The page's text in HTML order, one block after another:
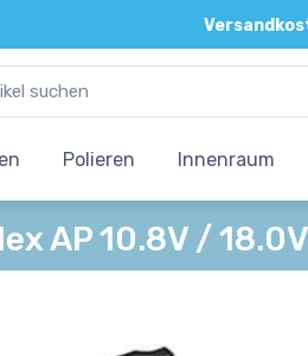
Polieren Innenraum
AP 10.8V /